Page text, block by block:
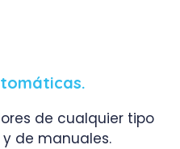
de cualquier tipo
de manuales.